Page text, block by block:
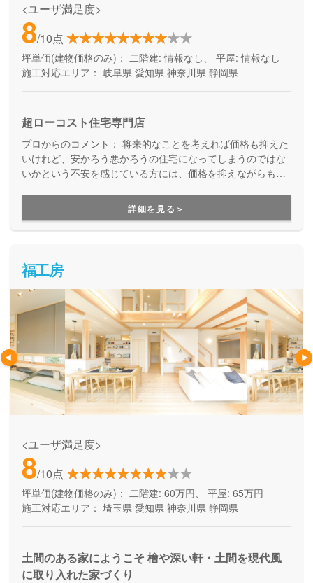
<ユーザ満足度>
8/10点
坪単価(建物価格のみ)： 二階建: 情報なし、 平屋: 情報なし
施工対応エリア： 岐阜県 愛知県 神奈川県 静岡県
超ローコスト住宅専門店
プロからのコメント： 将来的なことを考えれば価格も抑えた
いけれど、安かろう悪かろうの住宅になってしまうのではな
いかという不安を感じている方には、価格を抑えながらも良
す。ニコニコ住宅では、価格を抑えるために素材の質を落と
すのではなく、全国の工務店との共同仕入れを行い、多方面
の業者から協力を得ることで、品質を保ったままコストを抑
づくりを総合的にご提案することを得意としている会社で
す。
詳細を見る＞
福工房
<ユーザ満足度>
8/10点
坪単価(建物価格のみ)： 二階建: 60万円、 平屋: 65万円
施工対応エリア： 埼玉県 愛知県 神奈川県 静岡県
土間のある家にようこそ 檜や深い軒・土間を現代風
に取り入れた家づくり